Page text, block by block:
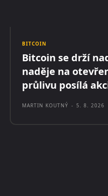
BITCOIN
Bitcoin se drží
naděje na
průlivu posílá
MARTIN KOUTNÝ - 5. 8. 2026